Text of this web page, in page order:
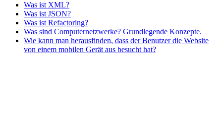
Was ist XML?
Was ist JSON?
Was ist Refactoring?
Was sind Computernetzwerke? Grundlegende Konzepte.
Wie kann man herausfinden, dass der Benutzer die Website
von einem mobilen Gerät aus besucht hat?